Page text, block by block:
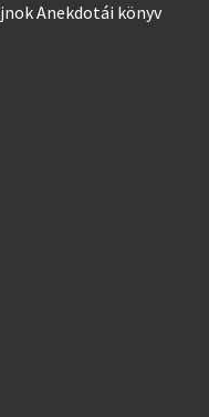
Anekdotái könyv